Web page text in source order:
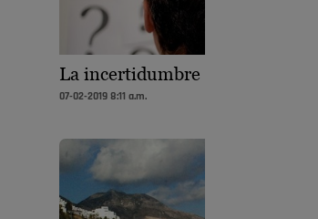
La incertidumbre
07-02-2019 8:11 a.m.